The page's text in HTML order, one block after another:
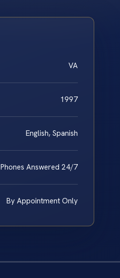
VA
1997
English, Spanish
Phones Answered 24/7
By Appointment Only